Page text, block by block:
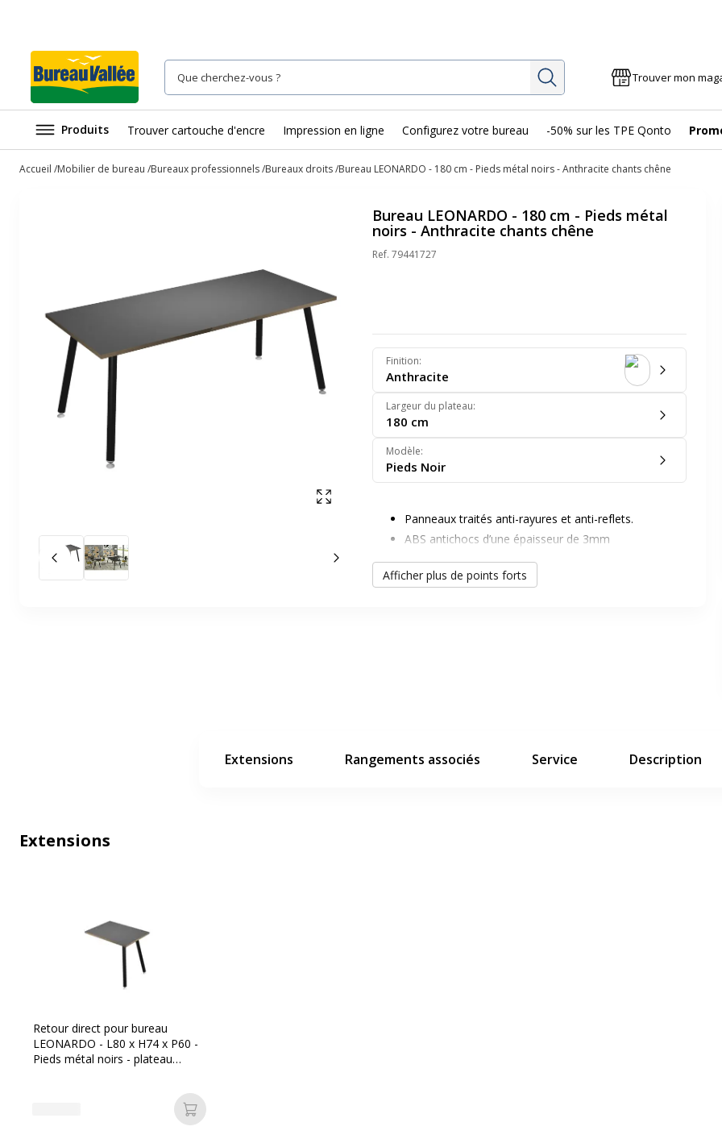
Rechercher Trouver mon
Produits Trouver cartouche d'encre Impression en ligne Configurez votre bureau -50% sur les TPE Qonto
Accueil Mobilier de bureau Bureaux professionnels Bureaux droits Bureau LEONARDO - 180 cm - Pieds métal noirs - Anthracite chants chêne
Afficher en plein écran
Slide précédent Slide suivant
Bureau LEONARDO - 180 cm - Pieds métal
noirs - Anthracite chants chêne
Ref. 79441727
Finition:
Anthracite
Largeur du plateau:
180 cm
Modèle:
Pieds Noir
Panneaux traités anti-rayures et anti-reflets.
ABS antichocs d’une épaisseur de 3mm
surfacés mélaminé haute résistance épaisseur 22
mm.
Afficher plus de points forts
Extensions Rangements associés Service Description
Extensions
Retour direct pour bureau
LEONARDO - L80 x H74 x P60 -
Pieds métal noirs - plateau
Ajouter au panier